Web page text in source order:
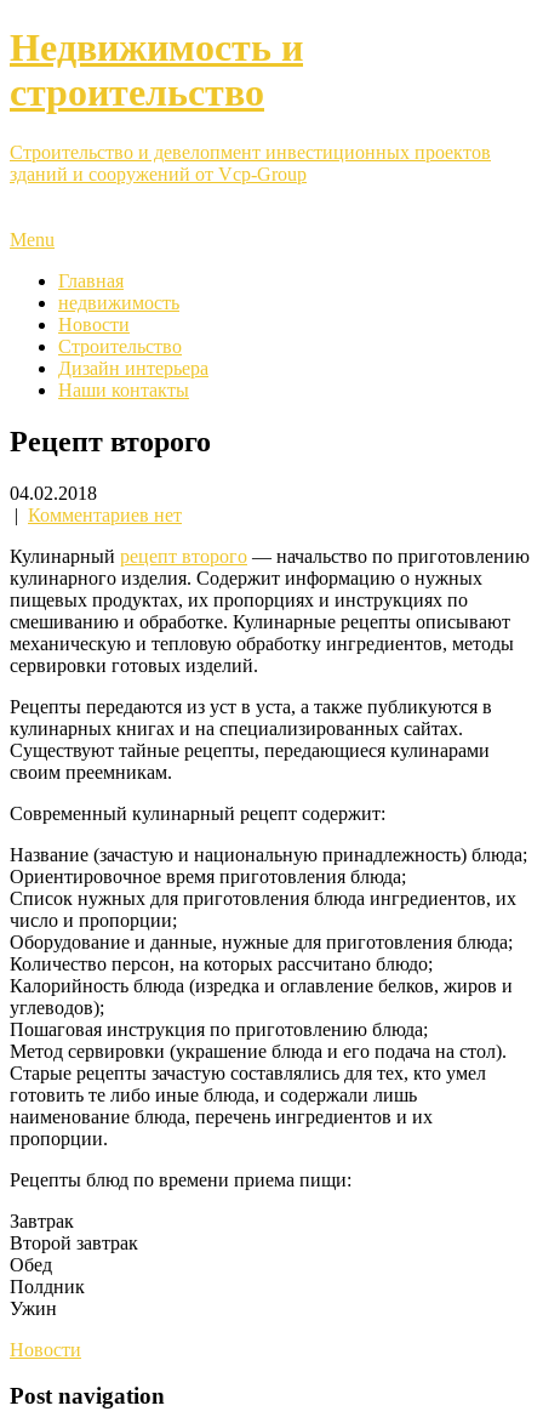
Недвижимость и
строительство
Строительство и девелопмент инвестиционных проектов
зданий и сооружений от Vcp-Group
Menu
Главная
недвижимость
Новости
Строительство
Дизайн интерьера
Наши контакты
Рецепт второго
04.02.2018
| Комментариев нет
Кулинарный рецепт второго — начальство по приготовлению
кулинарного изделия. Содержит информацию о нужных
пищевых продуктах, их пропорциях и инструкциях по
смешиванию и обработке. Кулинарные рецепты описывают
механическую и тепловую обработку ингредиентов, методы
сервировки готовых изделий.
Рецепты передаются из уст в уста, а также публикуются в
кулинарных книгах и на специализированных сайтах.
Существуют тайные рецепты, передающиеся кулинарами
своим преемникам.
Современный кулинарный рецепт содержит:
Название (зачастую и национальную принадлежность) блюда;
Ориентировочное время приготовления блюда;
Список нужных для приготовления блюда ингредиентов, их
число и пропорции;
Оборудование и данные, нужные для приготовления блюда;
Количество персон, на которых рассчитано блюдо;
Калорийность блюда (изредка и оглавление белков, жиров и
углеводов);
Пошаговая инструкция по приготовлению блюда;
Метод сервировки (украшение блюда и его подача на стол).
Старые рецепты зачастую составлялись для тех, кто умел
готовить те либо иные блюда, и содержали лишь
наименование блюда, перечень ингредиентов и их
пропорции.
Рецепты блюд по времени приема пищи:
Завтрак
Второй завтрак
Обед
Полдник
Ужин
Новости
Post navigation